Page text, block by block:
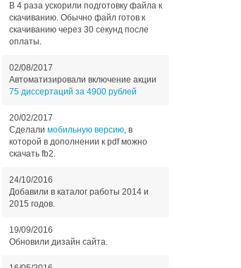
В 4 раза ускорили подготовку файла к
скачиванию. Обычно файл готов к
скачиванию через 30 секунд после
оплаты.
02/08/2017
Автоматизировали включение акции
75 диссертаций за 4900 рублей
20/02/2017
Сделали мобильную версию, в
которой в дополнении к pdf можно
скачать fb2.
24/10/2016
Добавили в каталог работы 2014 и
2015 годов.
19/09/2016
Обновили дизайн сайта.